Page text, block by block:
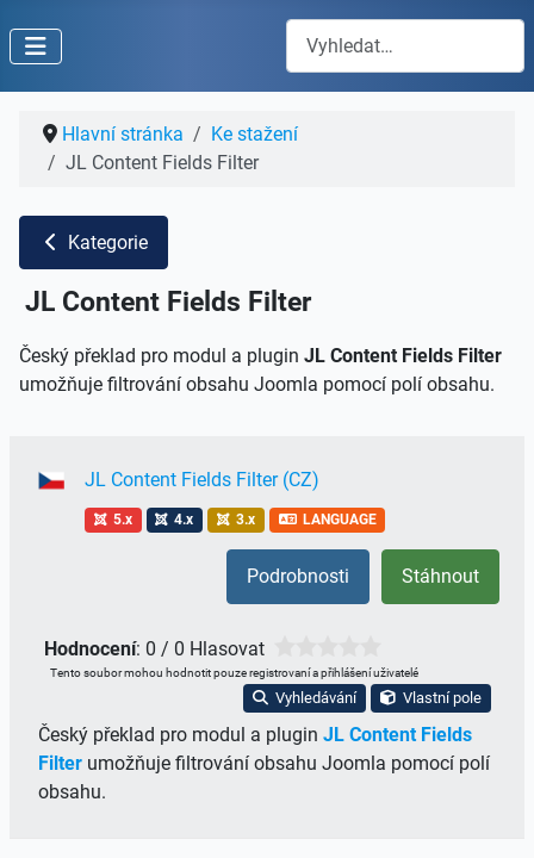
Hledat
Hlavní stránka
Ke stažení
JL Content Fields Filter
Kategorie
JL Content Fields Filter
Český překlad pro modul a plugin JL Content Fields Filter
umožňuje filtrování obsahu Joomla pomocí polí obsahu.
JL Content Fields Filter (CZ)
5.x 4.x 3.x LANGUAGE
Stáhnout
Podrobnosti
Hodnocení: 0 / 0 Hlasovat
Tento soubor mohou hodnotit pouze registrovaní a přihlášení uživatelé
Vyhledávání Vlastní pole
Český překlad pro modul a plugin JL Content Fields
Filter umožňuje filtrování obsahu Joomla pomocí polí
obsahu.